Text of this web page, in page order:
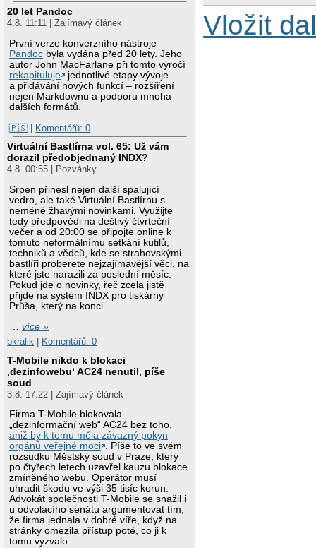
20 let Pandoc
4.8. 11:11 | Zajímavý článek
První verze konverzního nástroje
Pandoc byla vydána před 20 lety. Jeho
autor John MacFarlane při tomto výročí
rekapituluje
jednotlivé etapy vývoje
a přidávání nových funkcí – rozšíření
nejen Markdownu a podporu mnoha
dalších formátů.
|🇵🇸 | Komentářů: 0
Virtuální Bastlírna vol. 65: Už vám
dorazil předobjednaný INDX?
4.8. 00:55 | Pozvánky
Srpen přinesl nejen další spalující
vedro, ale také Virtuální Bastlírnu s
neméně žhavými novinkami. Využijte
tedy předpovědi na deštivý čtvrteční
večer a od 20:00 se připojte online k
tomuto neformálnímu setkání kutilů,
techniků a vědců, kde se strahovskými
bastlíři proberete nejzajímavější věci, na
které jste narazili za poslední měsíc.
Pokud jde o novinky, řeč zcela jistě
přijde na systém INDX pro tiskárny
Průša, který na konci
…více »
bkralik
Komentářů: 0
T-Mobile nikdo k blokaci
‚dezinfowebu‘ AC24 nenutil, píše
soud
3.8. 17:22 | Zajímavý článek
Firma T-Mobile blokovala
„dezinformační web“ AC24 bez toho,
aniž by k tomu měla závazný pokyn
orgánů veřejné moci . Píše to ve svém
rozsudku Městský soud v Praze, který
po čtyřech letech uzavřel kauzu blokace
zmíněného webu. Operátor musí
uhradit škodu ve výši 35 tisíc korun.
Advokát společnosti T-Mobile se snažil i
u odvolacího senátu argumentovat tím,
že firma jednala v dobré víře, když na
stránky omezila přístup poté, co ji k
tomu vyzvalo
Vložit